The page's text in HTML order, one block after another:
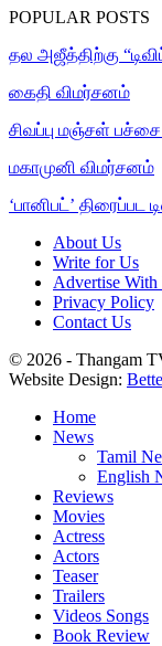
POPULAR POSTS
தல அஜீத்திற்கு
கைதி விமர்சனம்
சிவப்பு மஞ்சள்
மகாமுனி விமர்சனம்
‘பானிபட்’
About Us
Write for Us
Advertise With
Privacy Policy
Contact Us
© 2026 - Thangam
Website Design:
Home
News
Tamil
English
Reviews
Movies
Actress
Actors
Teaser
Trailers
Videos Songs
Book Review